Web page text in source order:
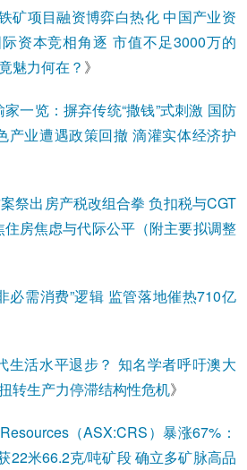
矿项目融资博弈白热化 中国产业资
资本竞相角逐 市值不足3000万的
魅力何在？ 》
一览：摒弃传统“撒钱”式刺激 国防
产业遭遇政策回撤 滴灌实体经济护
祭出房产税改组合拳 负扣税与CGT
房焦虑与代际公平（附主要拟调整
必需消费”逻辑 监管落地催热710亿
生活水平退步？ 知名学者呼吁澳大
转生产力停滞结构性危机》
（ASX:CRS）暴涨67%：
22米66.2克/吨矿段 确立多矿脉高品